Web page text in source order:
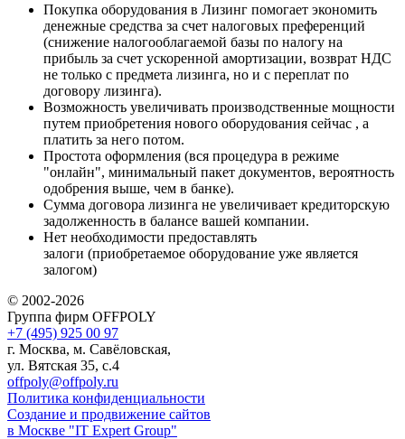
Покупка оборудования в Лизинг помогает экономить
денежные средства за счет налоговых преференций
(снижение налогооблагаемой базы по налогу на
прибыль за счет ускоренной амортизации, возврат НДС
не только с предмета лизинга, но и с переплат по
договору лизинга).
Возможность увеличивать производственные мощности
путем приобретения нового оборудования сейчас , а
платить за него потом.
Простота оформления (вся процедура в режиме
"онлайн", минимальный пакет документов, вероятность
одобрения выше, чем в банке).
Сумма договора лизинга не увеличивает кредиторскую
задолженность в балансе вашей компании.
Нет необходимости предоставлять
залоги (приобретаемое оборудование уже является
залогом)
© 2002-2026
Группа фирм OFFPOLY
+7 (495) 925 00 97
г. Москва, м. Савёловская,
ул. Вятская 35, с.4
offpoly@offpoly.ru
Политика конфиденциальности
Создание и продвижение сайтов
в Москве "IT Expert Group"